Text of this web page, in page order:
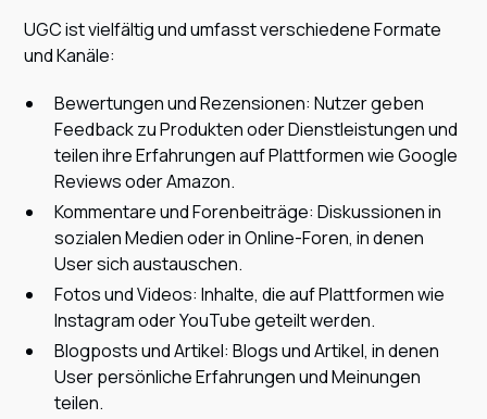
UGC ist vielfältig und umfasst verschiedene Formate
und Kanäle:
Bewertungen und Rezensionen: Nutzer geben
Feedback zu Produkten oder Dienstleistungen und
teilen ihre Erfahrungen auf Plattformen wie Google
Reviews oder Amazon.
Kommentare und Forenbeiträge: Diskussionen in
sozialen Medien oder in Online-Foren, in denen
User sich austauschen.
Fotos und Videos: Inhalte, die auf Plattformen wie
Instagram oder YouTube geteilt werden.
Blogposts und Artikel: Blogs und Artikel, in denen
User persönliche Erfahrungen und Meinungen
teilen.